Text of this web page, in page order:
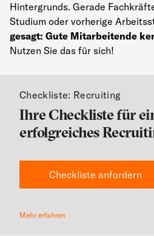
Hintergrunds. Gerade
Studium oder vorherige
gesagt: Gute Mitarbeitende
Nutzen Sie das für sich!
Checkliste: Recruiting
Ihre Checkliste für
erfolgreiches
Checkliste anfordern
Mehr erfahren